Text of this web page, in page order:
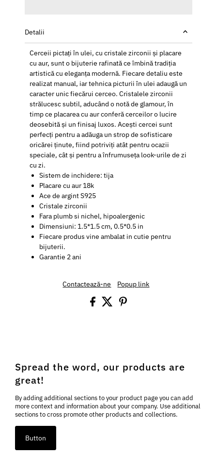
Detalii
Cerceii pictați în ulei, cu cristale zirconii și placare
cu aur, sunt o bijuterie rafinată ce îmbină tradiția
artistică cu eleganța modernă. Fiecare detaliu este
realizat manual, iar tehnica picturii în ulei adaugă un
caracter unic fiecărui cerceo. Cristalele zirconii
strălucesc subtil, aducând o notă de glamour, în
timp ce placarea cu aur conferă cerceilor o lucire
deosebită și un finisaj luxos. Acești cercei sunt
perfecți pentru a adăuga un strop de sofisticare
oricărei ținute, fiind potriviți atât pentru ocazii
speciale, cât și pentru a înfrumuseța look-urile de zi
cu zi.
Sistem de inchidere: tija
Placare cu aur 18k
Ace de argint S925
Cristale zirconii
Fara plumb si nichel, hipoalergenic
Dimensiuni: 1.5*1.5 cm, 0.5*0.5 in
Fiecare produs vine ambalat in cutie pentru
bijuterii.
Garantie 2 ani
Contactează-ne Popup link
Spread the word, our products are
great!
By adding additional sections to your product page you can add
more context and information about your company. Use additional
sections to cross promote other products and collections.
Button